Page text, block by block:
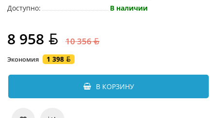
Доступно:
В наличии
8 958 10 356
Экономия 1 398
В КОРЗИНУ